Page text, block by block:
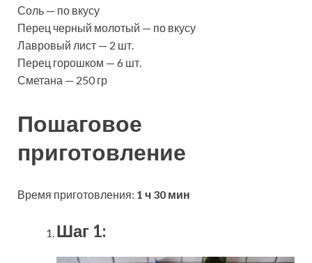
Соль — по вкусу
Перец черный молотый — по вкусу
Лавровый лист — 2 шт.
Перец горошком — 6 шт.
Сметана — 250 гр
Пошаговое
приготовление
Время приготовления: 1 ч 30 мин
Шаг 1: